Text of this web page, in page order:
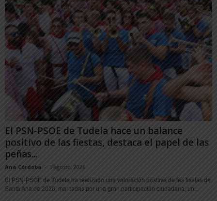
El PSN-PSOE de Tudela hace un balance
positivo de las fiestas, destaca el papel de las
peñas...
Ana Córdoba - 1 agosto, 2026
El PSN-PSOE de Tudela ha realizado una valoración positiva de las fiestas de
Santa Ana de 2026, marcadas por una gran participación ciudadana, un...